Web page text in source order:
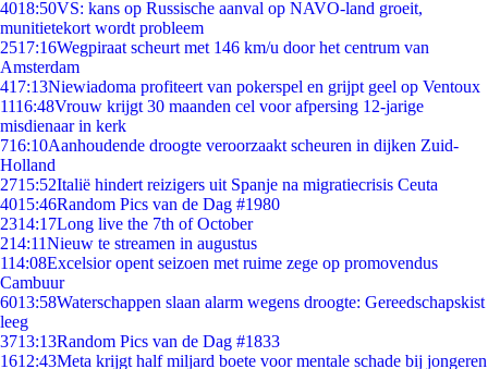
4018:50VS: kans op Russische aanval op NAVO-land groeit,
munitietekort wordt probleem
2517:16Wegpiraat scheurt met 146 km/u door het centrum van
Amsterdam
417:13Niewiadoma profiteert van pokerspel en grijpt geel op Ventoux
1116:48Vrouw krijgt 30 maanden cel voor afpersing 12-jarige
misdienaar in kerk
716:10Aanhoudende droogte veroorzaakt scheuren in dijken Zuid-
Holland
2715:52Italië hindert reizigers uit Spanje na migratiecrisis Ceuta
4015:46Random Pics van de Dag #1980
2314:17Long live the 7th of October
214:11Nieuw te streamen in augustus
114:08Excelsior opent seizoen met ruime zege op promovendus
Cambuur
6013:58Waterschappen slaan alarm wegens droogte: Gereedschapskist
leeg
3713:13Random Pics van de Dag #1833
1612:43Meta krijgt half miljard boete voor mentale schade bij jongeren